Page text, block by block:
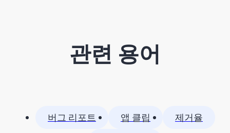
관련 용어
버그 리포트 앱 클립
제거율